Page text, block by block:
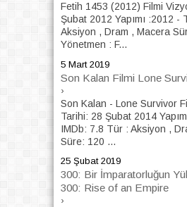
Fetih 1453 (2012) Filmi
Şubat 2012 Yapımı :2012 -
Aksiyon , Dram , Macera
Yönetmen : F...
5 Mart 2019
Son Kalan Filmi Lone
›
Son Kalan - Lone Survivor
Tarihi: 28 Şubat 2014
IMDb: 7.8 Tür : Aksiyon ,
Süre: 120 ...
25 Şubat 2019
300: Bir İmparatorluğun
300: Rise of an Empire
›